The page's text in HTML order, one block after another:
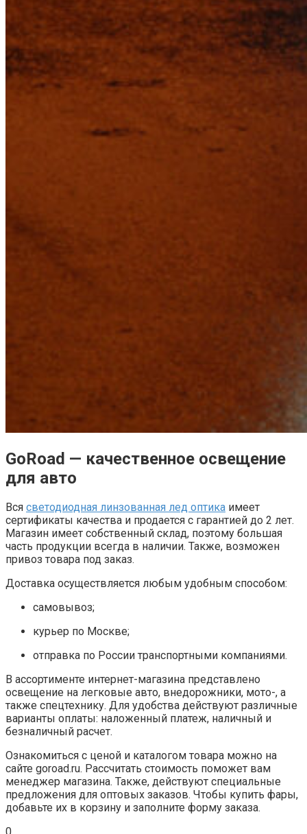
GoRoad — качественное освещение
для авто
Вся светодиодная линзованная лед оптика имеет
сертификаты качества и продается с гарантией до 2 лет.
Магазин имеет собственный склад, поэтому большая
часть продукции всегда в наличии. Также, возможен
привоз товара под заказ.
Доставка осуществляется любым удобным способом:
самовывоз;
курьер по Москве;
отправка по России транспортными компаниями.
В ассортименте интернет-магазина представлено
освещение на легковые авто, внедорожники, мото-, а
также спецтехнику. Для удобства действуют различные
варианты оплаты: наложенный платеж, наличный и
безналичный расчет.
Ознакомиться с ценой и каталогом товара можно на
сайте goroad.ru. Рассчитать стоимость поможет вам
менеджер магазина. Также, действуют специальные
предложения для оптовых заказов. Чтобы купить фары,
добавьте их в корзину и заполните форму заказа.